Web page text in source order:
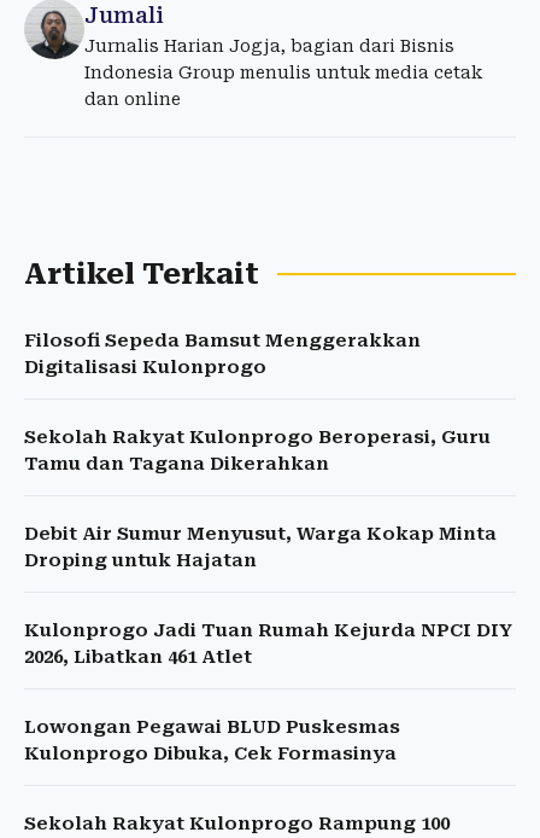
Jumali
Jurnalis Harian Jogja, bagian dari Bisnis
Indonesia Group menulis untuk media cetak
dan online
Artikel Terkait
Filosofi Sepeda Bamsut Menggerakkan
Digitalisasi Kulonprogo
Sekolah Rakyat Kulonprogo Beroperasi, Guru
Tamu dan Tagana Dikerahkan
Debit Air Sumur Menyusut, Warga Kokap Minta
Droping untuk Hajatan
Kulonprogo Jadi Tuan Rumah Kejurda NPCI DIY
2026, Libatkan 461 Atlet
Lowongan Pegawai BLUD Puskesmas
Kulonprogo Dibuka, Cek Formasinya
Sekolah Rakyat Kulonprogo Rampung 100